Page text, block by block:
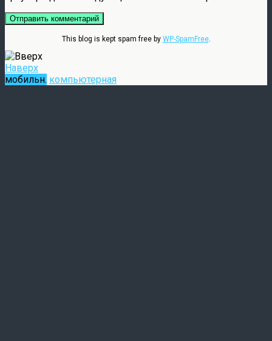
This blog is kept spam free by WP-SpamFree.
Наверх
мобильн. компьютерная